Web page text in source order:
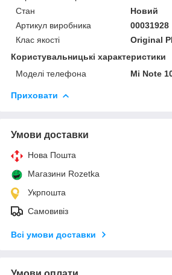
Стан
Новий
Артикул виробника
00031928
Клас якості
Original
Користувальницькі характеристики
Моделі телефона
Mi Note
Приховати
Умови доставки
Нова Пошта
Магазини Rozetka
Укрпошта
Самовивіз
Всі умови доставки